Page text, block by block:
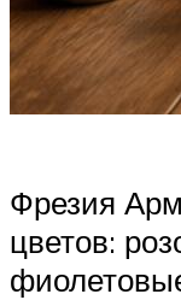
Фрезия
цветов: